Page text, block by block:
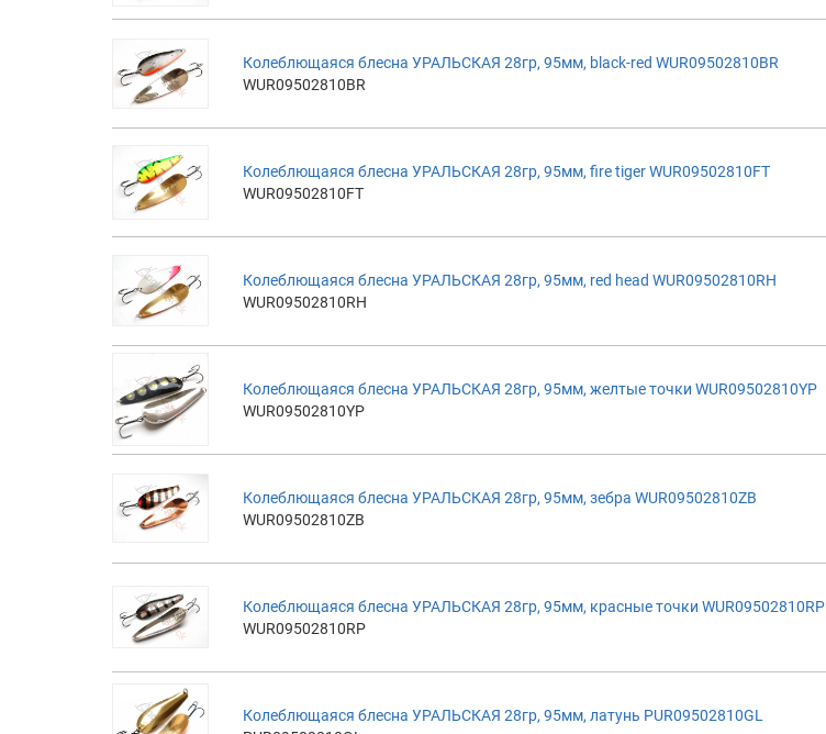
Колеблющаяся блесна УРАЛЬСКАЯ 28гр, 95мм, black-red WUR09502810BR
WUR09502810BR
Колеблющаяся блесна УРАЛЬСКАЯ 28гр, 95мм, fire tiger WUR09502810FT
WUR09502810FT
Колеблющаяся блесна УРАЛЬСКАЯ 28гр, 95мм, red head WUR09502810RH
WUR09502810RH
Колеблющаяся блесна УРАЛЬСКАЯ 28гр, 95мм, желтые точки WUR09502810YP
WUR09502810YP
Колеблющаяся блесна УРАЛЬСКАЯ 28гр, 95мм, зебра WUR09502810ZB
WUR09502810ZB
Колеблющаяся блесна УРАЛЬСКАЯ 28гр, 95мм, красные точки WUR09502810RP
WUR09502810RP
Колеблющаяся блесна УРАЛЬСКАЯ 28гр, 95мм, латунь PUR09502810GL